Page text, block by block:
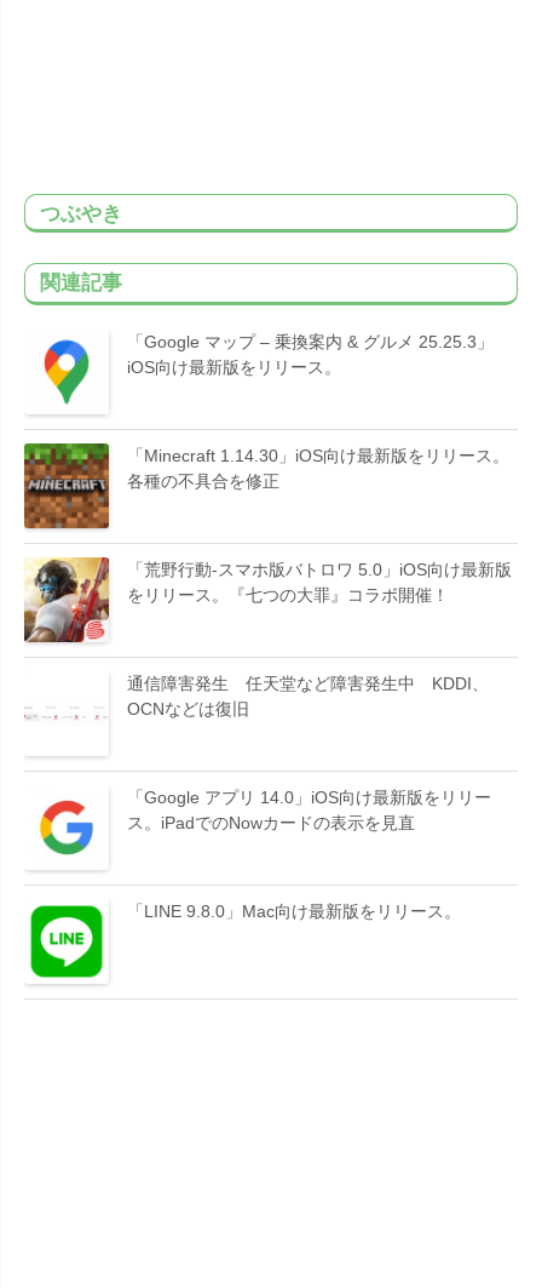
つぶやき
関連記事
「Google マップ – 乗換案内 & グルメ 25.25.3」
iOS向け最新版をリリース。
「Minecraft 1.14.30」iOS向け最新版をリリース。
各種の不具合を修正
「荒野行動-スマホ版バトロワ 5.0」iOS向け最新版
をリリース。『七つの大罪』コラボ開催！
通信障害発生 任天堂など障害発生中 KDDI、
OCNなどは復旧
「Google アプリ 14.0」iOS向け最新版をリリー
ス。iPadでのNowカードの表示を見直
「LINE 9.8.0」Mac向け最新版をリリース。